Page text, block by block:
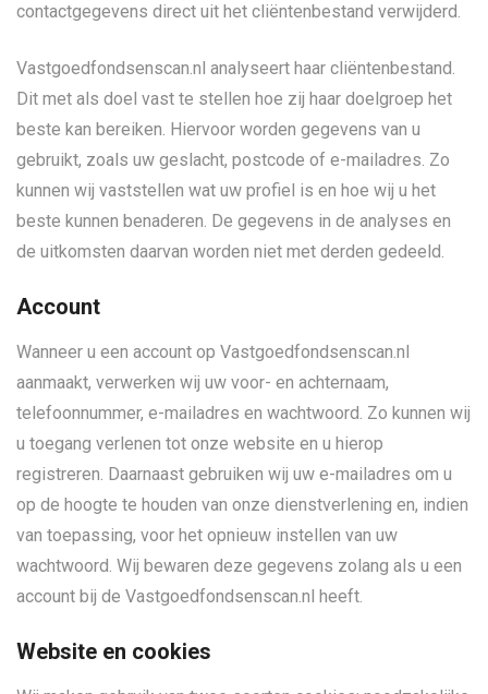
contactgegevens direct uit het cliëntenbestand verwijderd.
Vastgoedfondsenscan.nl analyseert haar cliëntenbestand.
Dit met als doel vast te stellen hoe zij haar doelgroep het
beste kan bereiken. Hiervoor worden gegevens van u
gebruikt, zoals uw geslacht, postcode of e-mailadres. Zo
kunnen wij vaststellen wat uw profiel is en hoe wij u het
beste kunnen benaderen. De gegevens in de analyses en
de uitkomsten daarvan worden niet met derden gedeeld.
Account
Wanneer u een account op Vastgoedfondsenscan.nl
aanmaakt, verwerken wij uw voor- en achternaam,
telefoonnummer, e-mailadres en wachtwoord. Zo kunnen wij
u toegang verlenen tot onze website en u hierop
registreren. Daarnaast gebruiken wij uw e-mailadres om u
op de hoogte te houden van onze dienstverlening en, indien
van toepassing, voor het opnieuw instellen van uw
wachtwoord. Wij bewaren deze gegevens zolang als u een
account bij de Vastgoedfondsenscan.nl heeft.
Website en cookies